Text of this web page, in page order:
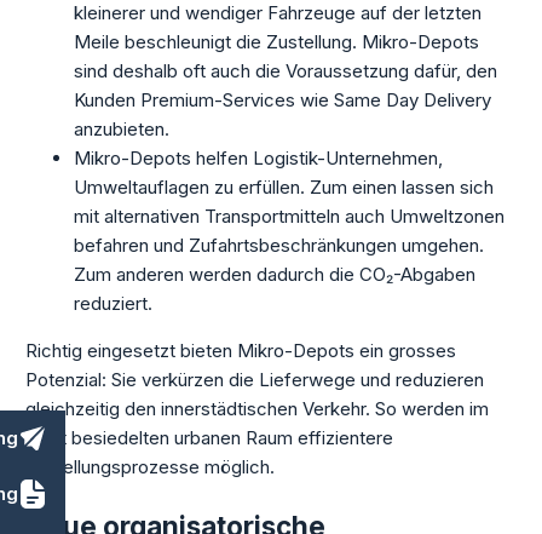
kleinerer und wendiger Fahrzeuge auf der letzten
Meile beschleunigt die Zustellung. Mikro-Depots
sind deshalb oft auch die Voraussetzung dafür, den
Kunden Premium-Services wie Same Day Delivery
anzubieten.
Mikro-Depots helfen Logistik-Unternehmen,
Umweltauflagen zu erfüllen. Zum einen lassen sich
mit alternativen Transportmitteln auch Umweltzonen
befahren und Zufahrtsbeschränkungen umgehen.
Zum anderen werden dadurch die CO₂-Abgaben
reduziert.
Richtig eingesetzt bieten Mikro-Depots ein grosses
Potenzial: Sie verkürzen die Lieferwege und reduzieren
gleichzeitig den innerstädtischen Verkehr. So werden im
dicht besiedelten urbanen Raum effizientere
Zustellungsprozesse möglich.
Neue organisatorische